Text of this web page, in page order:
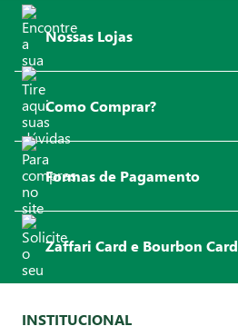
Nossas Lojas
Como Comprar?
Formas de Pagamento
Zaffari Card e Bourbon Card
INSTITUCIONAL